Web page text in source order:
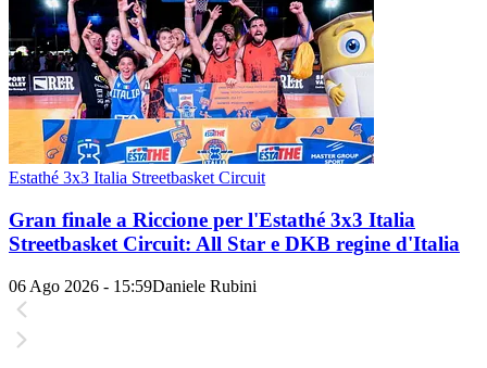
Estathé 3x3 Italia Streetbasket Circuit
Gran finale a Riccione per l'Estathé 3x3 Italia
Streetbasket Circuit: All Star e DKB regine d'Italia
06 Ago 2026 - 15:59Daniele Rubini